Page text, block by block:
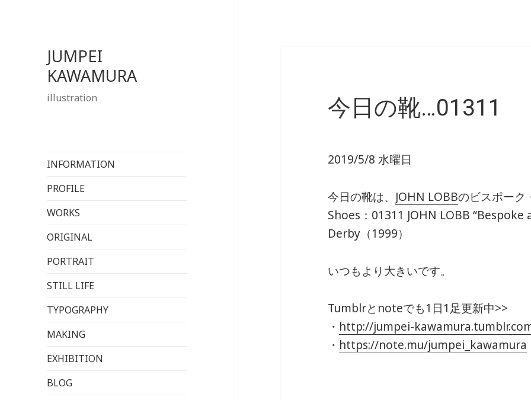
JUMPEI
KAWAMURA
illustration
INFORMATION
PROFILE
WORKS
ORIGINAL
PORTRAIT
STILL LIFE
TYPOGRAPHY
MAKING
EXHIBITION
BLOG
今日の靴…01311
2019/5/8 水曜日
今日の靴は、 JOHN LOBBのビスポーク
Shoes：01311 JOHN LOBB
Derby（1999）
いつもより大きいです。
Tumblrとnoteでも1日1足更新中>>
・ http://jumpei-
・ https://note.mu/jumpei_kawamura